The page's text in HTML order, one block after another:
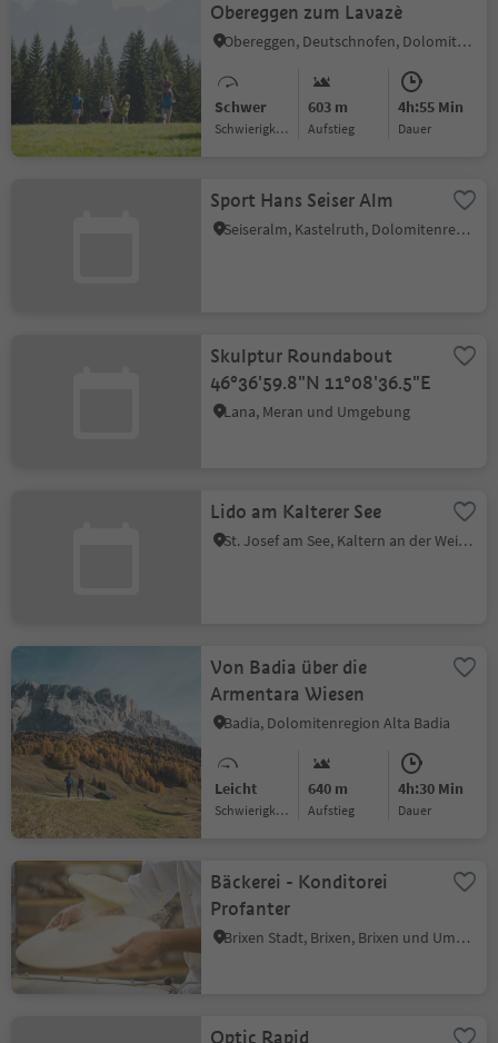
Obereggen zum Lavazè
Obereggen, Deutschnofen, Dolomitenregion Eggental
Schwer
Schwierigkeitsgrad
603 m
Aufstieg
4h:55 Min
Dauer
Sport Hans Seiser Alm
Seiseralm, Kastelruth, Dolomitenregion Seiser Alm
Skulptur Roundabout
46°36'59.8"N 11°08'36.5"E
Lana, Meran und Umgebung
Lido am Kalterer See
St. Josef am See, Kaltern an der Weinstraße, Südtiroler Weinstraße
Von Badia über die
Armentara Wiesen
Badia, Dolomitenregion Alta Badia
Leicht
Schwierigkeitsgrad
640 m
Aufstieg
4h:30 Min
Dauer
Bäckerei - Konditorei
Profanter
Brixen Stadt, Brixen, Brixen und Umgebung
Optic Rapid